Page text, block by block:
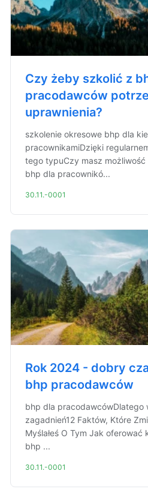
Czy żeby szkolić z
pracodawców
uprawnienia?
szkolenie okresowe bhp dla
pracownikamiDzięki
tego typuCzy masz możliwość
bhp dla pracownikó...
30.11.-0001
Rok 2024 - dobry
bhp pracodawców
bhp dla
zagadnień12 Faktów, Które
Myślałeś O Tym Jak
bhp ...
30.11.-0001